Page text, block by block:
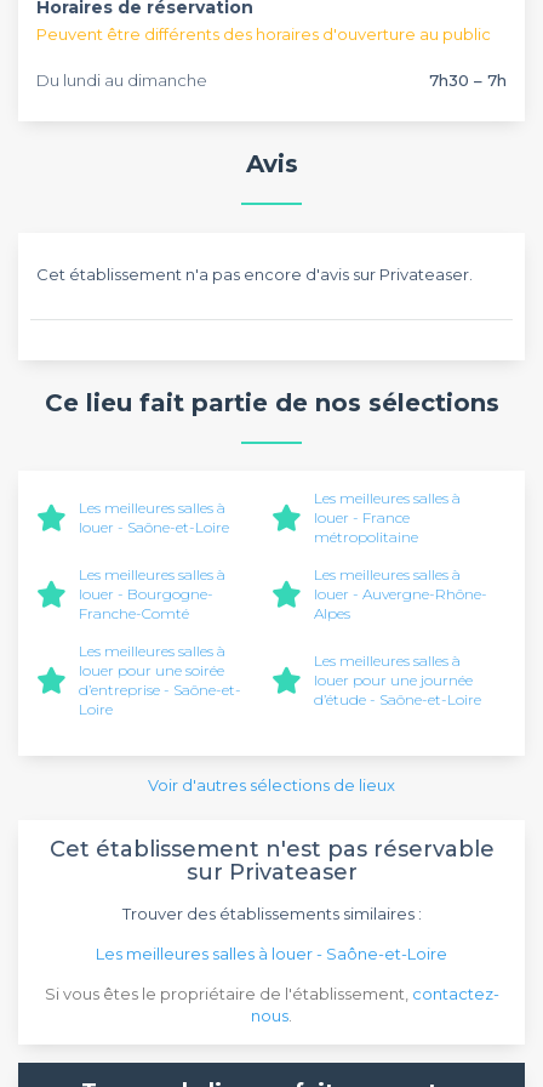
Horaires de réservation
Peuvent être différents des horaires d'ouverture au public
Du lundi au dimanche 7h30 – 7h
Avis
Cet établissement n'a pas encore d'avis sur Privateaser.
Ce lieu fait partie de nos sélections
Les meilleures salles à
louer - Saône-et-Loire
Les meilleures salles à
louer - France
métropolitaine
Les meilleures salles à
louer - Bourgogne-
Franche-Comté
Les meilleures salles à
louer - Auvergne-Rhône-
Alpes
Les meilleures salles à
louer pour une soirée
d’entreprise - Saône-et-
Loire
Les meilleures salles à
louer pour une journée
d’étude - Saône-et-Loire
Voir d'autres sélections de lieux
Cet établissement n'est pas réservable
sur Privateaser
Trouver des établissements similaires :
Les meilleures salles à louer - Saône-et-Loire
Si vous êtes le propriétaire de l'établissement, contactez-
nous